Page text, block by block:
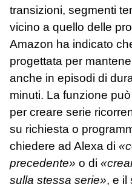
transizioni, segmenti
vicino a quello delle
Amazon ha indicato
progettata per
anche in episodi di
minuti. La funzione
per creare serie
su richiesta o
chiedere ad Alexa di
precedente» o di
sulla stessa serie», e il